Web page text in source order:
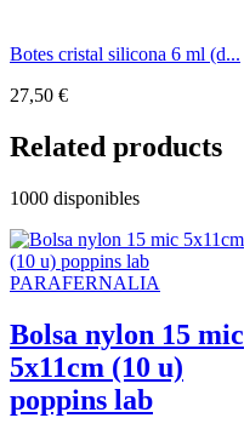
Botes cristal silicona 6 ml (d...
27,50 €
Related products
1000 disponibles
PARAFERNALIA
Bolsa nylon 15 mic
5x11cm (10 u)
poppins lab